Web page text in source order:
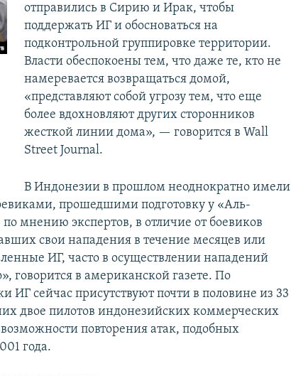
отправились в Сирию и Ирак, чтобы
поддержать ИГ и обосноваться на
подконтрольной группировке территории.
Власти обеспокоены тем, что даже те, кто не
намеревается возвращаться домой,
«представляют собой угрозу тем, что еще
более вдохновляют других сторонников
жесткой линии дома», — говорится в Wall
Street Journal.
В Индонезии в прошлом неоднократно имели
прошедшими подготовку у «Аль-
мнению экспертов, в отличие от боевиков
свои нападения в течение месяцев или
ИГ, часто в осуществлении нападений
говорится в американской газете. По
ИГ сейчас присутствуют почти в половине из 33
двое пилотов индонезийских коммерческих
повторения атак, подобных
года.